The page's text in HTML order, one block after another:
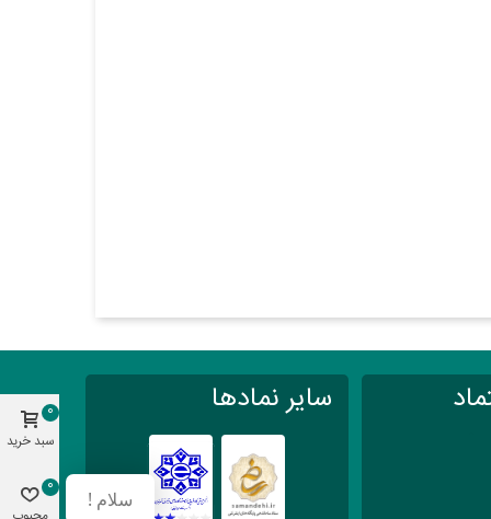
سایر نمادها
سبد خرید
0
0
سلام !